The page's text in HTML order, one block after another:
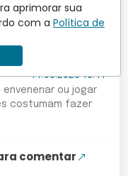
das relações
por esta pessoa
14.06.2026 16:41
envenenar ou jogar
costumam fazer
comentar
aprimorar sua
com a Política de